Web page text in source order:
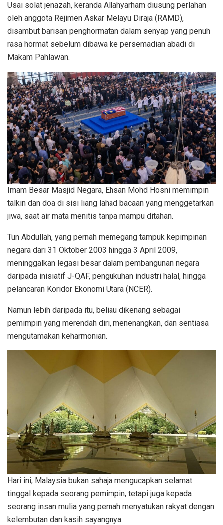
Usai solat jenazah, keranda Allahyarham diusung perlahan
oleh anggota Rejimen Askar Melayu Diraja (RAMD),
disambut barisan penghormatan dalam senyap yang penuh
rasa hormat sebelum dibawa ke persemadian abadi di
Makam Pahlawan.
Imam Besar Masjid Negara, Ehsan Mohd Hosni memimpin
talkin dan doa di sisi liang lahad bacaan yang menggetarkan
jiwa, saat air mata menitis tanpa mampu ditahan.
Tun Abdullah, yang pernah memegang tampuk kepimpinan
negara dari 31 Oktober 2003 hingga 3 April 2009,
meninggalkan legasi besar dalam pembangunan negara
daripada inisiatif J-QAF, pengukuhan industri halal, hingga
pelancaran Koridor Ekonomi Utara (NCER).
Namun lebih daripada itu, beliau dikenang sebagai
pemimpin yang merendah diri, menenangkan, dan sentiasa
mengutamakan keharmonian.
Hari ini, Malaysia bukan sahaja mengucapkan selamat
tinggal kepada seorang pemimpin, tetapi juga kepada
seorang insan mulia yang pernah menyatukan rakyat dengan
kelembutan dan kasih sayangnya.